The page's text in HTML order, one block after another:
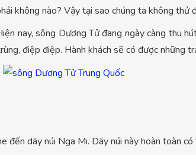
không nào? Vậy tại sao chúng ta không thử
nay, sông Dương Tử đang ngày càng thu
điệp điệp. Hành khách sẽ có được những
dãy núi Nga Mi. Dãy núi này hoàn toàn